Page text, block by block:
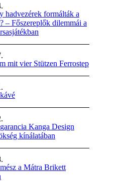
hadvezérek formálták a
– Főszereplők dilemmái a
mit vier Stützen Ferrostep
Kanga Design
kínálatában
a Mátra Brikett